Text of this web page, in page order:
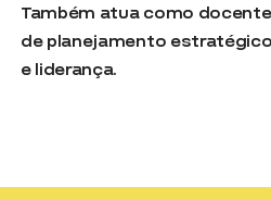
Também atua como
de planejamento
e liderança.